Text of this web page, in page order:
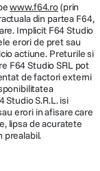
www.f64.ro(prin
din partea F64,
Implicit F64 Studio
erori de pret sau
actiune. Preturile si
F64 Studio SRL pot
de factori externi
Studio S.R.L. isi
erori in afisare care
lipsa de acuratete
prealabil.